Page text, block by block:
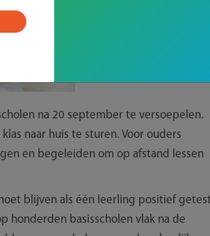
na 20 september te versoepelen.
naar huis te sturen. Voor ouders
en begeleiden om op afstand lessen
blijven als één leerling positief
honderden basisscholen vlak na de